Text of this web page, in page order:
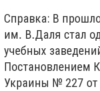
Справка: В
им. В.Даля стал
учебных
Постановлением
Украины № 227 от